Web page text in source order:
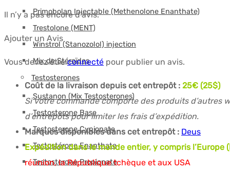
Primobolan Injectable (Methenolone Enanthate)
Trestolone (MENT)
Winstrol (Stanozolol) injection
Mix de Stéroïdes
Testosterones
Sustanon (Mix Testosterones)
Testosterone Base
Testosterone Cypionate
Testostérone Enanthate
Testosterone Propionate
Il n’y a pas encore d’avis.
Ajouter un Avis
Vous devez êtreconnecté pour publier un avis.
Coût de la livraison depuis cet entrepôt : 25€ (25$)
Si votre commande comporte des produits d’autres
d’entrepôts pour limiter les frais d’expédition.
Marques disponibles dans cet entrepôt : Deus
Expédition dans le monde entier, y compris l’Europe
réunion, la République tchèque et aux USA